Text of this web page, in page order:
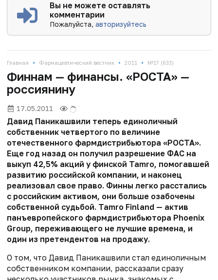
Вы не можете оставлять
комментарии
Пожалуйста,авторизуйтесь
Главная • Фармацевтический вестник • 2011 • №17 (633)
Финнам — финансы. «РОСТА» —
россиянину
17.05.2011
Давид Паникашвили теперь единоличный
собственник четвертого по величине
отечественного фармдистрибьютора «РОСТА».
Еще год назад он получил разрешение ФАС на
выкуп 42,5% акций у финской Tamro, помогавшей
развитию российской компании, и наконец
реализовал свое право. Финны легко расстались
с российским активом, они больше озабочены
собственной судьбой. Tamro Finland — актив
панъевропейского фармдистрибьютора Phoenix
Group, переживающего не лучшие времена, и
один из претендентов на продажу.
О том, что Давид Паникашвили стал единоличным
собственником компании, рассказали сразу